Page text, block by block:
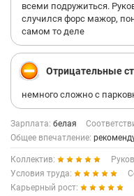
всеми подружиться.
случился форс мажор,
самом то деле
Отрицательные
немного сложно с
Зарплата: белая
Общее впечатление:
Коллектив:
Условия труда:
Карьерный рост: